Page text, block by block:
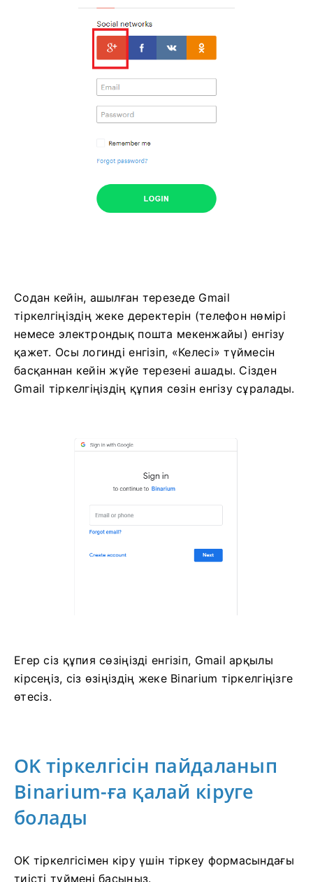
Содан кейін, ашылған терезеде Gmail
тіркелгіңіздің жеке деректерін (телефон нөмірі
немесе электрондық пошта мекенжайы) енгізу
қажет. Осы логинді енгізіп, «Келесі» түймесін
басқаннан кейін жүйе терезені ашады. Сізден
Gmail тіркелгіңіздің құпия сөзін енгізу сұралады.
Егер сіз құпия сөзіңізді енгізіп, Gmail арқылы
кірсеңіз, сіз өзіңіздің жеке Binarium тіркелгіңізге
өтесіз.
OK тіркелгісін пайдаланып
Binarium-ға қалай кіруге
болады
OK тіркелгісімен кіру үшін тіркеу формасындағы
тиісті түймені басыңыз.